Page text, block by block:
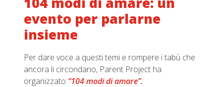
evento per parlarne
insieme
Per dare voce a questi temi e rompere i tabù che
ancora li circondano, Parent Project ha
organizzato “104 modi di amare”.